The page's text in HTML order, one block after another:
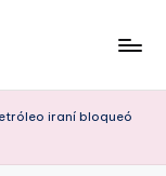
iraní bloqueó